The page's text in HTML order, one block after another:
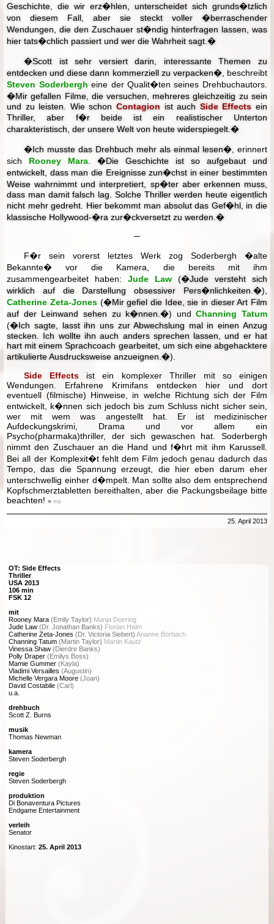
Geschichte, die wir erz�hlen, unterscheidet sich grunds�tzlich
von diesem Fall, aber sie steckt voller �berraschender
Wendungen, die den Zuschauer st�ndig hinterfragen lassen, was
hier tats�chlich passiert und wer die Wahrheit sagt.�
�Scott ist sehr versiert darin, interessante Themen zu
entdecken und diese dann kommerziell zu verpacken�, beschreibt
Steven Soderbergh eine der Qualit�ten seines Drehbuchautors.
�Mir gefallen Filme, die versuchen, mehreres gleichzeitig zu sein
und zu leisten. Wie schon Contagion ist auch Side Effects ein
Thriller, aber f�r beide ist ein realistischer Unterton
charakteristisch, der unsere Welt von heute widerspiegelt.�
�Ich musste das Drehbuch mehr als einmal lesen�, erinnert
sich Rooney Mara .�Die Geschichte ist so aufgebaut und
entwickelt, dass man die Ereignisse zun�chst in einer bestimmten
Weise wahrnimmt und interpretiert, sp�ter aber erkennen muss,
dass man damit falsch lag. Solche Thriller werden heute eigentlich
nicht mehr gedreht. Hier bekommt man absolut das Gef�hl, in die
klassische Hollywood-�ra zur�ckversetzt zu werden.�
─
F�r sein vorerst letztes Werk zog Soderbergh �alte
Bekannte� vor die Kamera, die bereits mit ihm
zusammengearbeitet haben:Jude Law (�Jude versteht sich
wirklich auf die Darstellung obsessiver Pers�nlichkeiten.�),
Catherine Zeta-Jones(�Mir gefiel die Idee, sie in dieser Art Film
auf der Leinwand sehen zu k�nnen.�) undChanning Tatum
(�Ich sagte, lasst ihn uns zur Abwechslung mal in einen Anzug
stecken. Ich wollte ihn auch anders sprechen lassen, und er hat
hart mit einem Sprachcoach gearbeitet, um sich eine abgehacktere
artikulierte Ausdrucksweise anzueignen.�).
Side Effects ist ein komplexer Thriller mit so einigen
Wendungen. Erfahrene Krimifans entdecken hier und dort
eventuell (filmische) Hinweise, in welche Richtung sich der Film
entwickelt, k�nnen sich jedoch bis zum Schluss nicht sicher sein,
wer mit wem was angestellt hat. Er ist medizinischer
Aufdeckungskrimi, Drama und vor allem ein
Psycho(pharmaka)thriller, der sich gewaschen hat. Soderbergh
nimmt den Zuschauer an die Hand und f�hrt mit ihm Karussell.
Bei all der Komplexit�t fehlt dem Film jedoch genau dadurch das
Tempo, das die Spannung erzeugt, die hier eben darum eher
unterschwellig einher d�mpelt. Man sollte also dem entsprechend
Kopfschmerztabletten bereithalten, aber die Packungsbeilage bitte
beachten!■ mz
25. April 2013
OT: Side Effects
Thriller
USA 2013
106 min
FSK 12
mit
Rooney Mara (Emily Taylor) Manja Doering
Jude Law (Dr. Jonathan Banks) Florian Halm
Catherine Zeta-Jones (Dr. Victoria Siebert) Arianne Borbach
Channing Tatum (Martin Taylor) Martin Kautz
Vinessa Shaw (Dierdre Banks)
Polly Draper (Emilys Boss)
Mamie Gummer (Kayla)
Vladimi Versailles (Augustin)
Michelle Vergara Moore (Joan)
David Costabile (Carl)
u.a.
drehbuch
Scott Z. Burns
musik
Thomas Newman
kamera
Steven Soderbergh
regie
Steven Soderbergh
produktion
Di Bonaventura Pictures
Endgame Entertainment
verleih
Senator
Kinostart: 25. April 2013